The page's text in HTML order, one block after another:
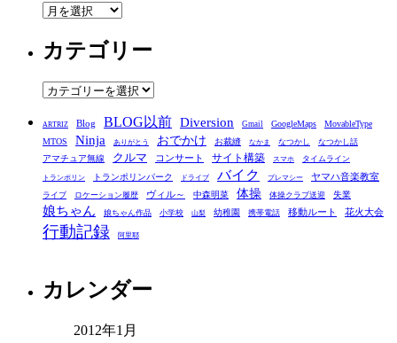
ア
カ
イ
ブ
カテゴリー
カ
ゴ
リ
ー
ARTRIZ Blog BLOG以前 Diversion Gmail GoogleMaps
MovableType
MTOS
Ninja ありがとう おでかけ お裁縫 なかま なつかし なつかし話
アマチュア無線 クルマ コンサート サイト構築 スマホ タイムライン
トランポリン トランポリンパーク ドライブ バイク プレマシー ヤマハ音楽教室
ライブ ロケーション履歴 ヴィル～ 中森明菜 体操 体操クラブ送迎 失業
娘ちゃん 娘ちゃん作品 小学校 山梨 幼稚園 携帯電話 移動ルート 花火大会
行動記録 阿里耶
カレンダー
2012年1月